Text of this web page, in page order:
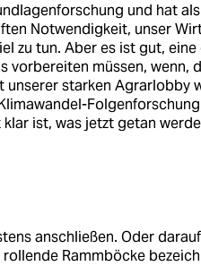
und hat
Notwendigkeit, unser
zu tun. Aber es ist gut,
vorbereiten müssen, wenn,
starken Agrarlobby
ist, was jetzt getan
anschließen. Oder
Rammböcke